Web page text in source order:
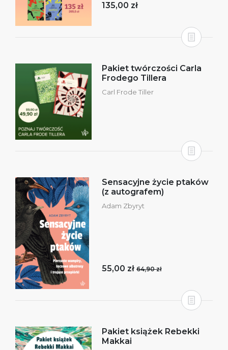
135,00 zł
Pakiet twórczości Carla
Frodego Tillera
Carl Frode Tiller
Sensacyjne życie ptaków
(z autografem)
Adam Zbyryt
55,00 zł 64,90 zł
Pakiet książek Rebekki
Makkai